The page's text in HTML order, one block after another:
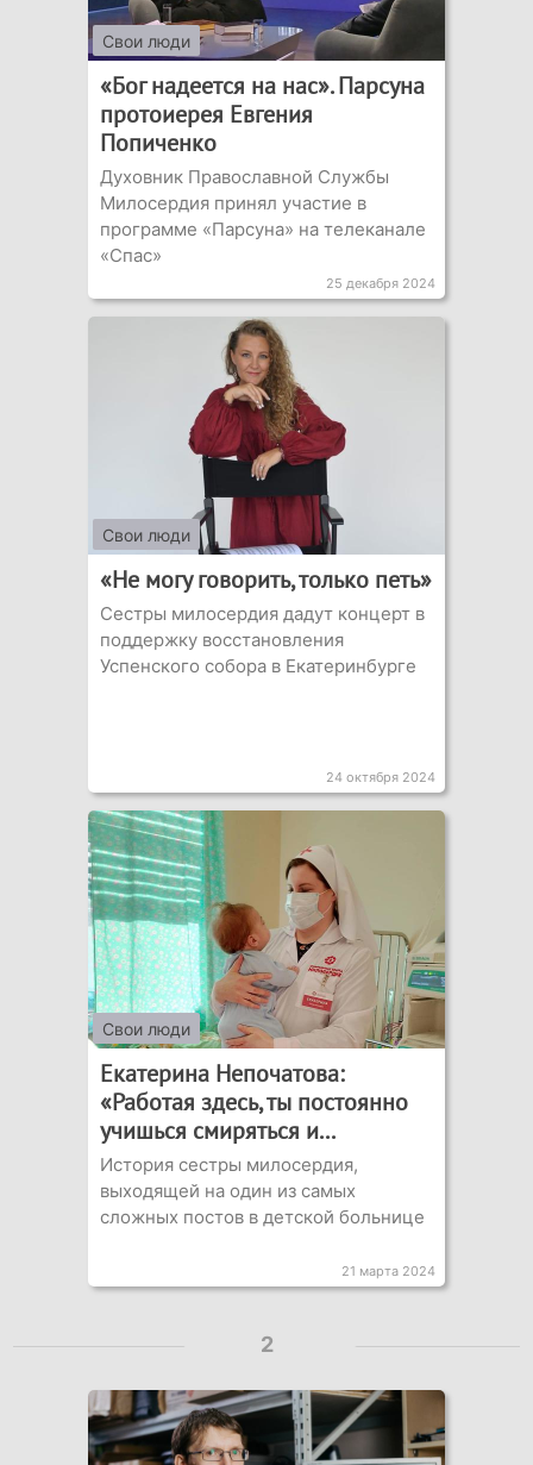
Свои люди
«Бог надеется на нас». Парсуна
протоиерея Евгения
Попиченко
Духовник Православной Службы
Милосердия принял участие в
программе «Парсуна» на телеканале
«Спас»
25 декабря 2024
Свои люди
«Не могу говорить, только петь»
Сестры милосердия дадут концерт в
поддержку восстановления
Успенского собора в Екатеринбурге
24 октября 2024
Свои люди
Екатерина Непочатова:
«Работая здесь, ты постоянно
учишься смиряться и...
История сестры милосердия,
выходящей на один из самых
сложных постов в детской больнице
21 марта 2024
2